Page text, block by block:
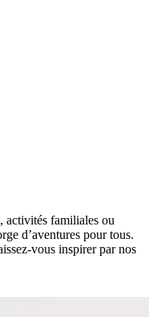
activités familiales ou
d’aventures pour tous.
vous inspirer par nos